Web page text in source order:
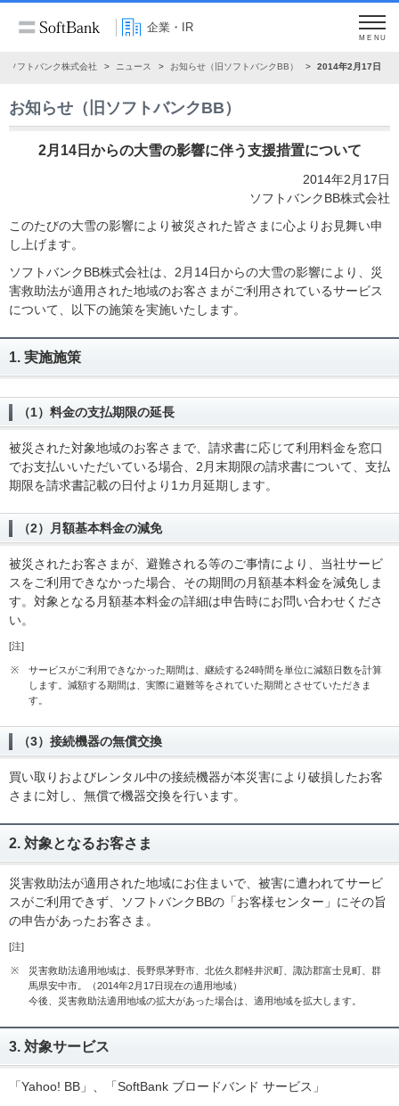
企業・IR
MENU
ソフトバンク株式会社 ニュース お知らせ（旧ソフトバンクBB） 2014年2月17日
お知らせ（旧ソフトバンクBB）
2月14日からの大雪の影響に伴う支援措置について
2014年2月17日
ソフトバンクBB株式会社
このたびの大雪の影響により被災された皆さまに心よりお見舞い申
し上げます。
ソフトバンクBB株式会社は、2月14日からの大雪の影響により、災
害救助法が適用された地域のお客さまがご利用されているサービス
について、以下の施策を実施いたします。
1. 実施施策
（1）料金の支払期限の延長
被災された対象地域のお客さまで、請求書に応じて利用料金を窓口
でお支払いいただいている場合、2月末期限の請求書について、支払
期限を請求書記載の日付より1カ月延期します。
（2）月額基本料金の減免
被災されたお客さまが、避難される等のご事情により、当社サービ
スをご利用できなかった場合、その期間の月額基本料金を減免しま
す。対象となる月額基本料金の詳細は申告時にお問い合わせくださ
い。
[注]
※
サービスがご利用できなかった期間は、継続する24時間を単位に減額日数を計算
します。減額する期間は、実際に避難等をされていた期間とさせていただきま
す。
（3）接続機器の無償交換
買い取りおよびレンタル中の接続機器が本災害により破損したお客
さまに対し、無償で機器交換を行います。
2. 対象となるお客さま
災害救助法が適用された地域にお住まいで、被害に遭われてサービ
スがご利用できず、ソフトバンクBBの「お客様センター」にその旨
の申告があったお客さま。
[注]
※
災害救助法適用地域は、長野県茅野市、北佐久郡軽井沢町、諏訪郡富士見町、群
馬県安中市。（2014年2月17日現在の適用地域）
今後、災害救助法適用地域の拡大があった場合は、適用地域を拡大します。
3. 対象サービス
「Yahoo! BB」、「SoftBank ブロードバンド サービス」